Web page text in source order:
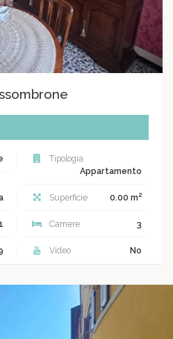
Tipologia
Appartamento
Superficie 0.00 m2
Camere 3
Video No